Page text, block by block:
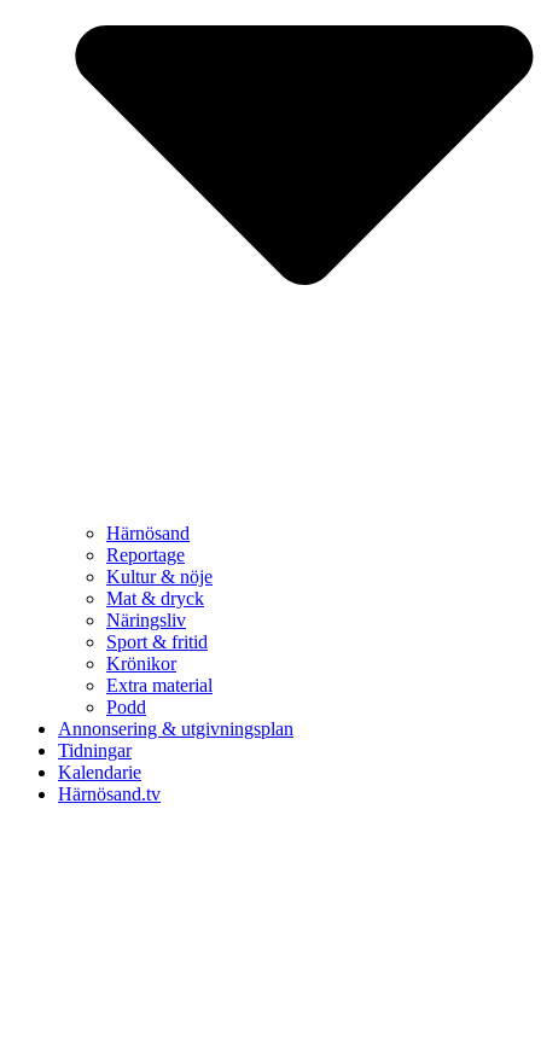
Härnösand
Reportage
Kultur & nöje
Mat & dryck
Näringsliv
Sport & fritid
Krönikor
Extra material
Podd
Annonsering & utgivningsplan
Tidningar
Kalendarie
Härnösand.tv